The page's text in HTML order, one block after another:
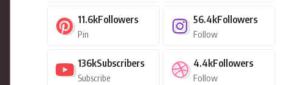
11.6kFollowers
Pin
56.4kFollowers
Follow
136kSubscribers
Subscribe
4.4kFollowers
Follow